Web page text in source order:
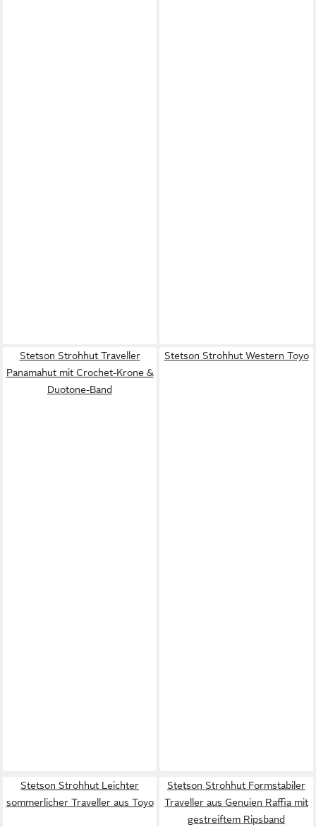
Stetson Strohhut Traveller
Panamahut mit Crochet-Krone &
Duotone-Band
Stetson Strohhut Western Toyo
Stetson Strohhut Leichter
sommerlicher Traveller aus Toyo
Stetson Strohhut Formstabiler
Traveller aus Genuien Raffia mit
gestreiftem Ripsband